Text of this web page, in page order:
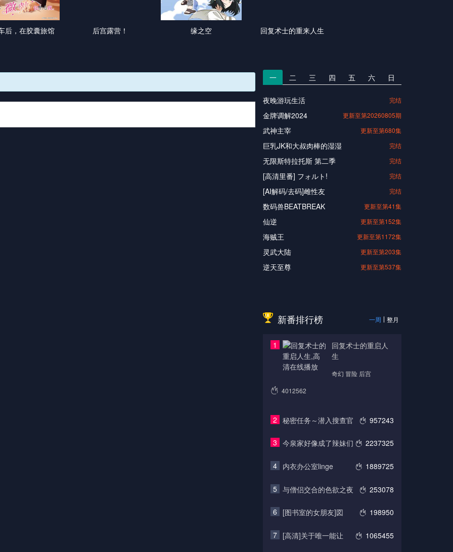
后，在胶囊旅馆 后宫露营！ 缘之空 回复术士的重来人生
一 二 三 四 五 六 日
夜晚游玩生活 完结
金牌调解2024 更新至第20260805期
武神主宰 更新至第680集
巨乳JK和大叔肉棒的湿湿 完结
无限斯特拉托斯 第二季 完结
[高清里番] フォルト! 完结
[AI解码/去码]雌性友 完结
数码兽BEATBREAK 更新至第41集
仙逆 更新至第152集
海贼王 更新至第1172集
灵武大陆 更新至第203集
逆天至尊 更新至第537集
新番排行榜 一周 整月
1
回复术士的重启人
生
奇幻 冒险 后宫
4012562
2 957243
秘密任务～潜入搜查官
3 2237325
今泉家好像成了辣妹们
4 1889725
内衣办公室linge
5 253078
与僧侣交合的色欲之夜
6 198950
[图书室的女朋友]図
7 1065455
[高清]关于唯一能让